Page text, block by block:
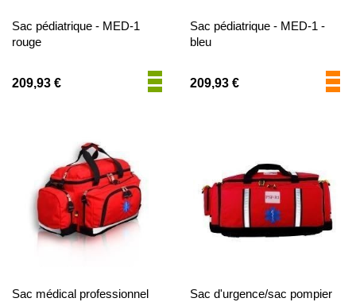
Sac pédiatrique - MED-1
rouge
209,93 €
Sac pédiatrique - MED-1 -
bleu
209,93 €
Sac médical professionnel
Sac d'urgence/sac pompier